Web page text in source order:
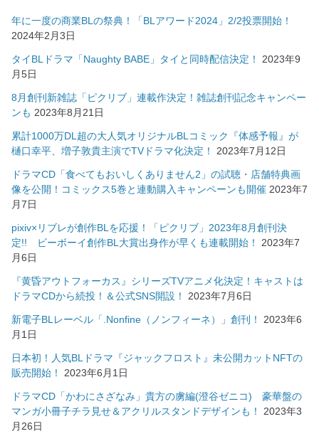
年に一度の商業BLの祭典！「BLアワード2024」2/2投票開始！
2024年2月3日
タイBLドラマ「Naughty BABE」タイと同時配信決定！
2023年9
月5日
8月創刊新雑誌「ピクリブ」連載作決定！雑誌創刊記念キャンペー
ンも 2023年8月21日
累計1000万DL超の大人気オリジナルBLコミック『体感予報』が
樋口幸平、増子敦貴主演でTVドラマ化決定！
2023年7月12日
ドラマCD「食べてもおいしくありません2」の試聴・店舗特典画
像を公開！コミックス5巻と連動購入キャンペーンも開催 2023年7
月7日
pixiv×リブレが創作BLを応援！「ピクリブ」2023年8月創刊決
定!! ビーボーイ創作BL大賞出身作が早くも連載開始！
2023年7
月6日
『黄昏アウトフォーカス』シリーズTVアニメ化決定！キャストは
ドラマCDから続投！＆公式SNS開設！
2023年7月6日
新電子BLレーベル「.Nonfine（ノンフィーネ）」創刊！
2023年6
月1日
日本初！人気BLドラマ『ジャックフロスト』未公開カットNFTの
販売開始！
2023年6月1日
ドラマCD「かわにさざなみ」貴方の虜編(澄谷ゼニコ) 豪華盤の
マンガ小冊子チラ見せ＆アクリルスタンドデザインも！
2023年3
月26日